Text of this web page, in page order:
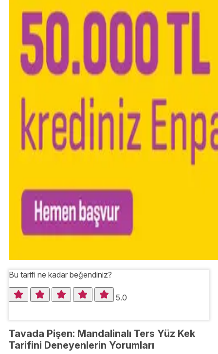
Bu tarifi ne kadar beğendiniz?
5.0
Tavada Pişen: Mandalinalı Ters Yüz Kek
Tarifini Deneyenlerin Yorumları